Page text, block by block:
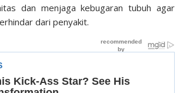
dan menjaga kebugaran tubuh agar
dari penyakit.